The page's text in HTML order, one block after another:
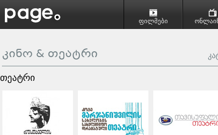
ფილმები
კინო & თეატრი
თეატრი